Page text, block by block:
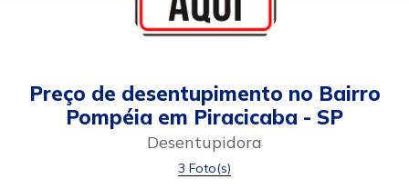
Preço de desentupimento no Bairro
Pompéia em Piracicaba - SP
Desentupidora
3 Foto(s)